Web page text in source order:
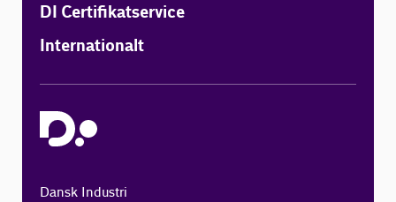
DI Certifikatservice
Internationalt
Dansk Industri